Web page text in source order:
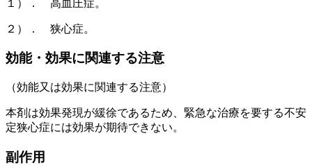
１）． 高血圧症。
２）． 狭心症。
効能・効果に関連する注意
（効能又は効果に関連する注意）
本剤は効果発現が緩徐であるため、緊急な治療を要する不安
定狭心症には効果が期待できない。
副作用